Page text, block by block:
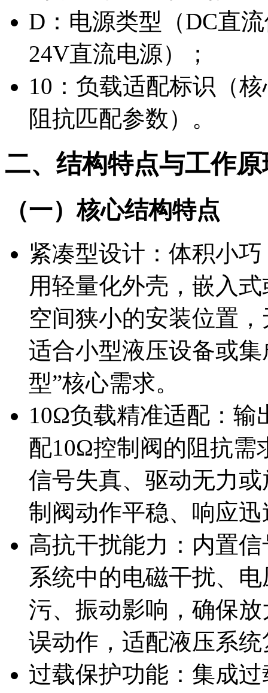
D：电源类型（DC直
24V直流电源）；
10：负载适配标识（
阻抗匹配参数）。
二、结构特点与工作原
（一）核心结构特点
紧凑型设计：体积小巧
用轻量化外壳，嵌入
空间狭小的安装位置
适合小型液压设备或
型”核心需求。
10Ω负载精准适配：输
配10Ω控制阀的阻抗需
信号失真、驱动无力
制阀动作平稳、响应迅
高抗干扰能力：内置
系统中的电磁干扰、
污、振动影响，确保
误动作，适配液压系
过载保护功能：集成